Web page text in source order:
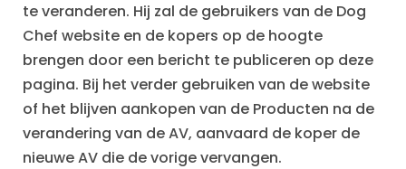
te veranderen. Hij zal de gebruikers van de Dog
Chef website en de kopers op de hoogte
brengen door een bericht te publiceren op deze
pagina. Bij het verder gebruiken van de website
of het blijven aankopen van de Producten na de
verandering van de AV, aanvaard de koper de
nieuwe AV die de vorige vervangen.